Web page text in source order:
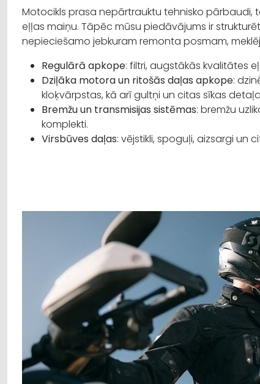
Motocikls prasa nepārtrauktu tehnisko pārbaudi,
eļļas maiņu. Tāpēc mūsu piedāvājums ir
nepieciešamo jebkuram remonta posmam,
Regulārā apkope: filtri, augstākās kvalitātes
Dziļāka motora un ritošās daļas apkope:
kloķvārpstas, kā arī gultņi un citas sīkas
Bremžu un transmisijas sistēmas: bremžu
komplekti.
Virsbūves daļas: vējstikli, spoguļi, aizsargi un